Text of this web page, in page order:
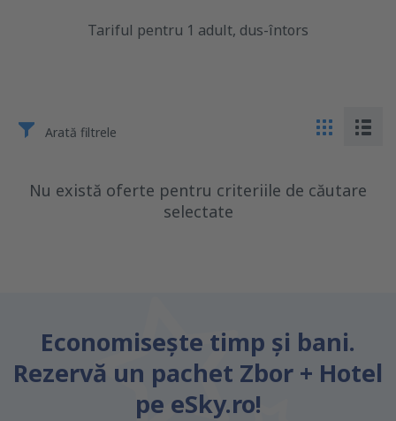
Tariful pentru 1 adult, dus-întors
Arată filtrele
Nu există oferte pentru criteriile de căutare
selectate
Economiseşte timp și bani.
Rezervă un pachet Zbor + Hotel
pe eSky.ro!